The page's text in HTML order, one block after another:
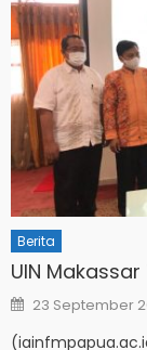
Berita
UIN
Posted
on
23 September